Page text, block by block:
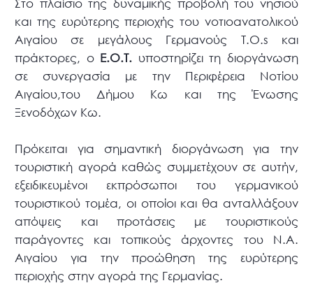
Στο πλαίσιο της δυναμικής προβολή του νησιού
και της ευρύτερης περιοχής του νοτιοανατολικού
Αιγαίου σε μεγάλους Γερμανούς Τ.Ο.s και
πράκτορες, ο Ε.Ο.Τ. υποστηρίζει τη διοργάνωση
σε συνεργασία με την Περιφέρεια Νοτίου
Αιγαίου,του Δήμου Κω και της Ένωσης
Ξενοδόχων Κω.
Πρόκειται για σημαντική διοργάνωση για την
τουριστική αγορά καθώς συμμετέχουν σε αυτήν,
εξειδικευμένοι εκπρόσωποι του γερμανικού
τουριστικού τομέα, οι οποίοι και θα ανταλλάξουν
απόψεις και προτάσεις με τουριστικούς
παράγοντες και τοπικούς άρχοντες του Ν.Α.
Αιγαίου για την προώθηση της ευρύτερης
περιοχής στην αγορά της Γερμανίας.